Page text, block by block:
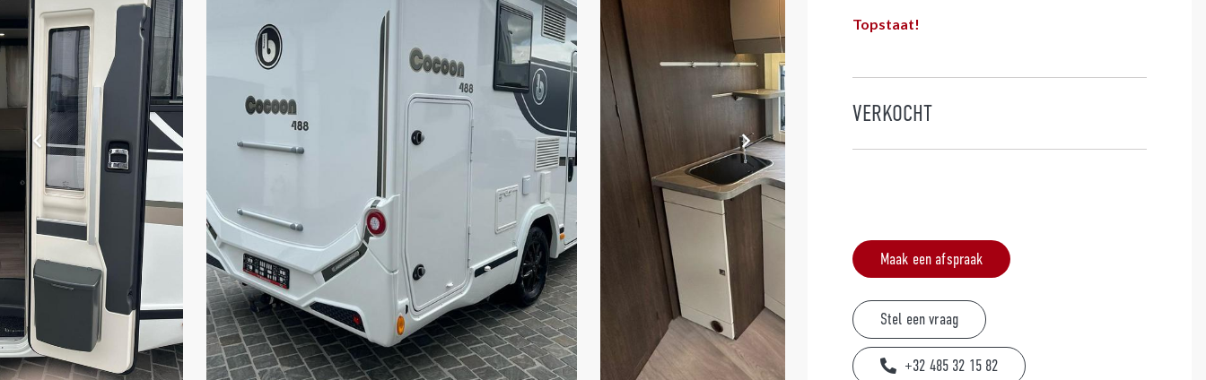
Topstaat!
VERKOCHT
Maak een afspraak
Stel een vraag
+32 485 32 15 82